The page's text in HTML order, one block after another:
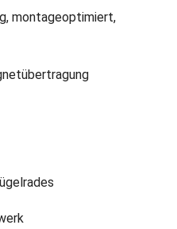
montageoptimiert,